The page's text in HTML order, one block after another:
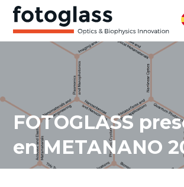
FOTOGLASS
en METANANO